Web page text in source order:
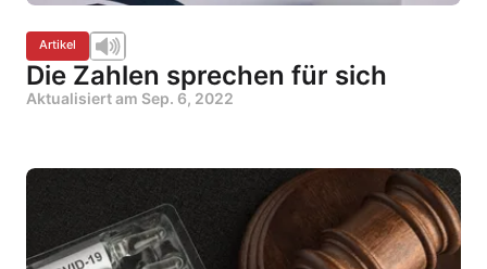
Artikel
Die Zahlen sprechen für sich
Aktualisiert am Sep. 6, 2022